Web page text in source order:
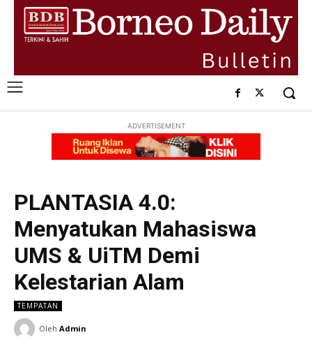
ADVERTISEMENT
PLANTASIA 4.0:
Menyatukan Mahasiswa
UMS & UiTM Demi
Kelestarian Alam
TEMPATAN
Oleh Admin